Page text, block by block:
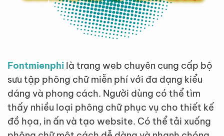
Fontmienphi là trang web chuyên cung cấp bộ
sưu tập phông chữ miễn phí với đa dạng kiểu
dáng và phong cách. Người dùng có thể tìm
thấy nhiều loại phông chữ phục vụ cho thiết kế
đồ họa, in ấn và tạo website. Có thể tải xuống